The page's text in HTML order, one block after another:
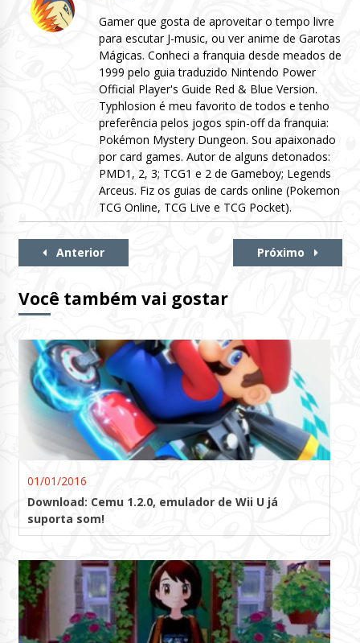
Gamer que gosta de aproveitar o tempo livre
para escutar J-music, ou ver anime de Garotas
Mágicas. Conheci a franquia desde meados de
1999 pelo guia traduzido Nintendo Power
Official Player's Guide Red & Blue Version.
Typhlosion é meu favorito de todos e tenho
preferência pelos jogos spin-off da franquia:
Pokémon Mystery Dungeon. Sou apaixonado
por card games. Autor de alguns detonados:
PMD1, 2, 3; TCG1 e 2 de Gameboy; Legends
Arceus. Fiz os guias de cards online (Pokemon
TCG Online, TCG Live e TCG Pocket).
Continue
Anterior Próximo
Você também vai gostar
01/01/2016
Download: Cemu 1.2.0, emulador de Wii U já
suporta som!